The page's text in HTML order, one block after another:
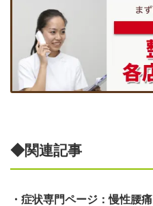
◆関連記事
・症状専門ページ：慢性腰痛